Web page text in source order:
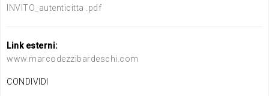
INVITO_autenticitta .pdf
Link esterni:
www.marcodezzibardeschi.com
CONDIVIDI